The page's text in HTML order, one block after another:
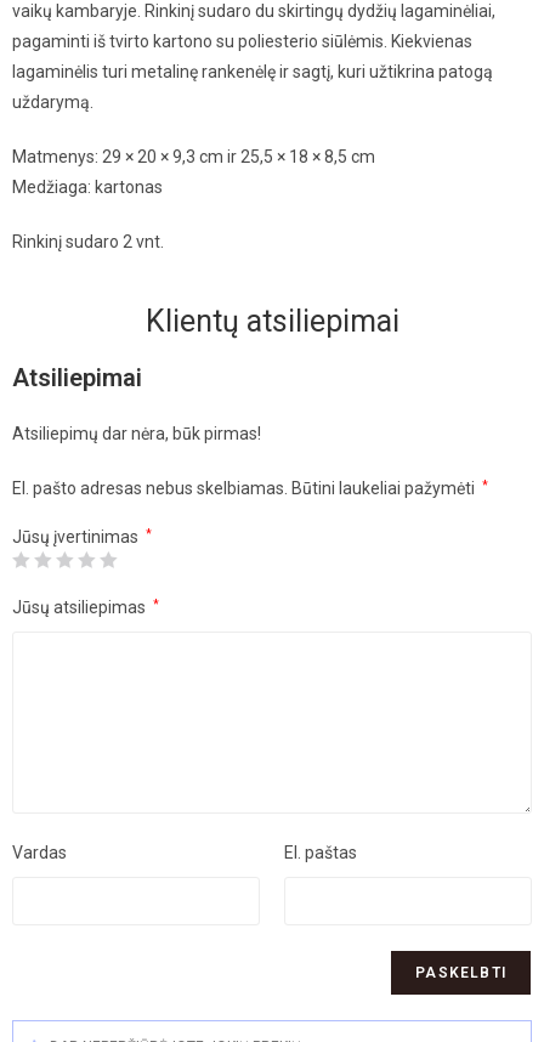
vaikų kambaryje. Rinkinį sudaro du skirtingų dydžių lagaminėliai,
pagaminti iš tvirto kartono su poliesterio siūlėmis. Kiekvienas
lagaminėlis turi metalinę rankenėlę ir sagtį, kuri užtikrina patogą
uždarymą.
Matmenys: 29 × 20 × 9,3 cm ir 25,5 × 18 × 8,5 cm
Medžiaga: kartonas
Rinkinį sudaro 2 vnt.
Klientų atsiliepimai
Atsiliepimai
Atsiliepimų dar nėra, būk pirmas!
El. pašto adresas nebus skelbiamas. Būtini laukeliai pažymėti *
Jūsų įvertinimas *
Jūsų atsiliepimas *
Vardas El. paštas